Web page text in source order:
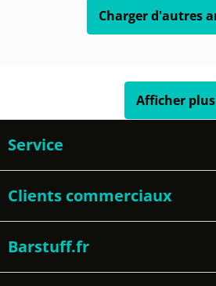
Charger d'autres
Afficher plus
Service
Clients commerciaux
Barstuff.fr